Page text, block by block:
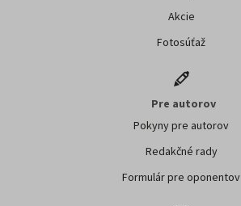
Akcie
Fotosúťaž
Pre autorov
Pokyny pre autorov
Redakčné rady
Formulár pre oponentov